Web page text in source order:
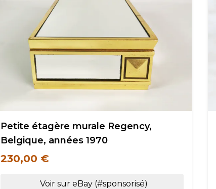
Petite étagère murale Regency,
Belgique, années 1970
230,00 €
Voir sur eBay (#sponsorisé)